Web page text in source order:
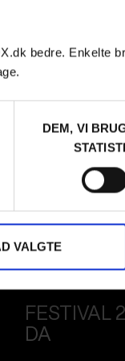
bedre. Enkelte
DEM, VI
VALGTE
FESTIVAL
DA